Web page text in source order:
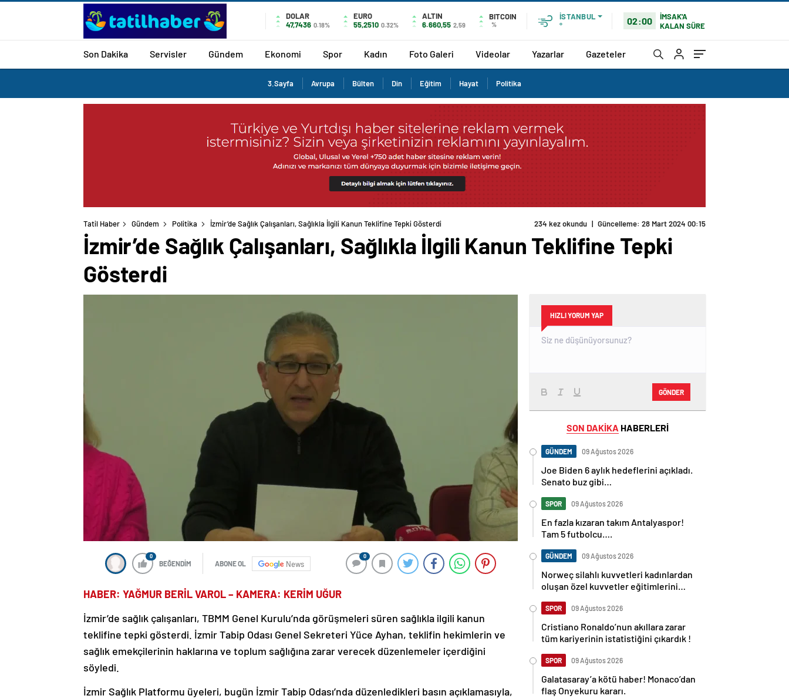
DOLAR
47,7436 0.18%
EURO
55,2510 0.32%
ALTIN
6.660,55 2,59
BITCOIN
%
İSTANBUL
°
02:00
İMSAK'A
KALAN SÜRE
Son Dakika Servisler Gündem Ekonomi Spor Kadın Foto Galeri Videolar Yazarlar Gazeteler
3.Sayfa Avrupa Bülten Din Eğitim Hayat Politika
Tatil Haber Gündem Politika İzmir’de Sağlık Çalışanları, Sağlıkla İlgili Kanun Teklifine Tepki Gösterdi 234 kez okundu | Güncelleme: 28 Mart 2024 00:15
İzmir’de Sağlık Çalışanları, Sağlıkla İlgili Kanun Teklifine Tepki
Gösterdi
0
BEĞENDİM ABONE OL News
0
HABER: YAĞMUR BERİL VAROL – KAMERA: KERİM UĞUR
İzmir’de sağlık çalışanları, TBMM Genel Kurulu’nda görüşmeleri süren sağlıkla ilgili kanun
teklifine tepki gösterdi. İzmir Tabip Odası Genel Sekreteri Yüce Ayhan, teklifin hekimlerin ve
sağlık emekçilerinin haklarına ve toplum sağlığına zarar verecek düzenlemeler içerdiğini
söyledi.
İzmir Sağlık Platformu üyeleri, bugün İzmir Tabip Odası’nda düzenledikleri basın açıklamasıyla,
HIZLI YORUM YAP
GÖNDER
SON DAKİKA HABERLERİ
GÜNDEM 09 Ağustos 2026
Joe Biden 6 aylık hedeflerini açıkladı.
Senato buz gibi…
SPOR 09 Ağustos 2026
En fazla kızaran takım Antalyaspor!
Tam 5 futbolcu….
GÜNDEM 09 Ağustos 2026
Norweç silahlı kuvvetleri kadınlardan
oluşan özel kuvvetler eğitimlerini
SPOR 09 Ağustos 2026
Cristiano Ronaldo’nun akıllara zarar
tüm kariyerinin istatistiğini çıkardık !
SPOR 09 Ağustos 2026
Galatasaray’a kötü haber! Monaco’dan
flaş Onyekuru kararı.